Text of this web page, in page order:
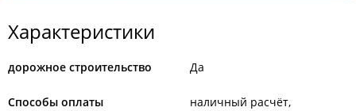
Характеристики
дорожное строительство Да
Способы оплаты
наличный расчёт